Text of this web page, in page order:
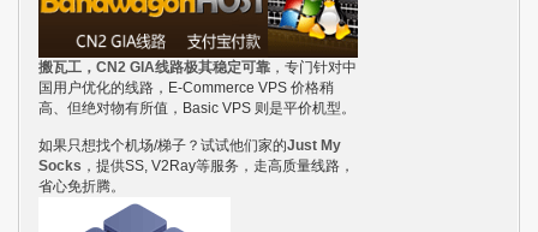
搬瓦工，CN2 GIA线路极其稳定可靠 ，专门针对中
国用户优化的线路，E-Commerce VPS 价格稍
高、但绝对物有所值，Basic VPS 则是平价机型。
如果只想找个机场/梯子？试试他们家的Just My
Socks ，提供SS, V2Ray等服务，走高质量线路，
省心免折腾。